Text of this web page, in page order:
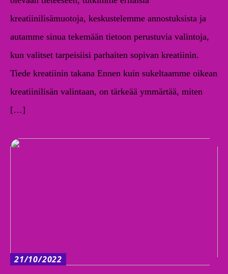
kreatiinilisämuotoja, keskustelemme annostuksista ja
autamme sinua tekemään tietoon perustuvia valintoja,
kun valitset tarpeisiisi parhaiten sopivan kreatiinin.
Tiede kreatiinin takana Ennen kuin sukeltaamme oikean
kreatiinilisän valintaan, on tärkeää ymmärtää, miten
[…]
21/10/2022